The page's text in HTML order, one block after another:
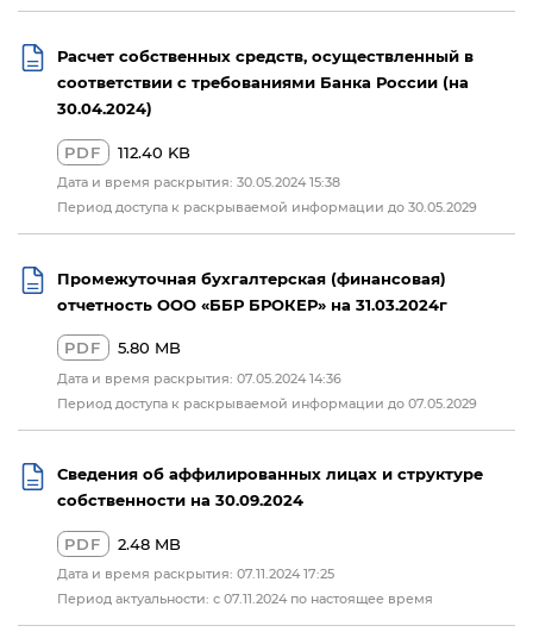
Расчет собственных средств, осуществленный в
соответствии с требованиями Банка России (на
30.04.2024)
PDF 112.40 KB
Дата и время раскрытия: 30.05.2024 15:38
Период доступа к раскрываемой информации до 30.05.2029
Промежуточная бухгалтерская (финансовая)
отчетность ООО «ББР БРОКЕР» на 31.03.2024г
PDF 5.80 MB
Дата и время раскрытия: 07.05.2024 14:36
Период доступа к раскрываемой информации до 07.05.2029
Сведения об аффилированных лицах и структуре
собственности на 30.09.2024
PDF 2.48 MB
Дата и время раскрытия: 07.11.2024 17:25
Период актуальности: с 07.11.2024 по настоящее время